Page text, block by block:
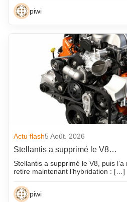
piwi
Actu flash5 Août. 2026
Stellantis a supprimé le V8…
Stellantis a supprimé le V8, puis
retire maintenant l’hybridation : […]
piwi